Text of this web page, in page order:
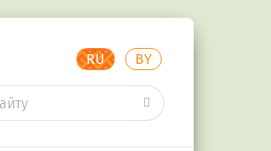
RU BY